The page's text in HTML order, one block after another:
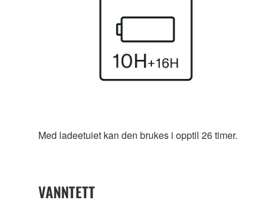
Med ladeetuiet kan den brukes i opptil 26 timer.
VANNTETT